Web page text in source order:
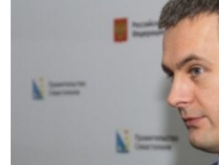
СПЕЦПРОЕКТИ
ДЕПОРТАЦІЯ
СВІДЧЕННЯ ОКУПАЦІЇ
ЯК ОБІЙТИ БЛОКУВАННЯ